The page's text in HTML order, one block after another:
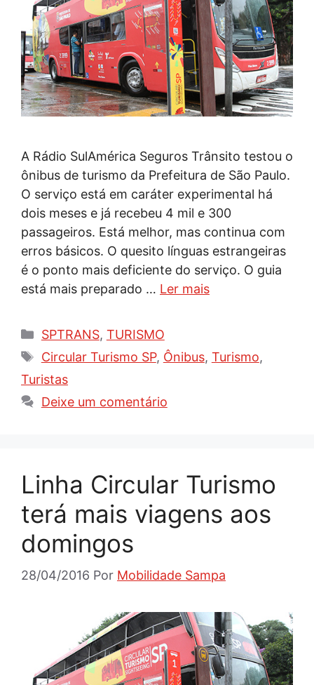
A Rádio SulAmérica Seguros Trânsito testou o
ônibus de turismo da Prefeitura de São Paulo.
O serviço está em caráter experimental há
dois meses e já recebeu 4 mil e 300
passageiros. Está melhor, mas continua com
erros básicos. O quesito línguas estrangeiras
é o ponto mais deficiente do serviço. O guia
está mais preparado … Ler mais
Categorias
SPTRANS, TURISMO
Tags
Circular Turismo SP, Ônibus, Turismo,
Turistas
Deixe um comentário
Linha Circular Turismo
terá mais viagens aos
domingos
28/04/2016 Por Mobilidade Sampa